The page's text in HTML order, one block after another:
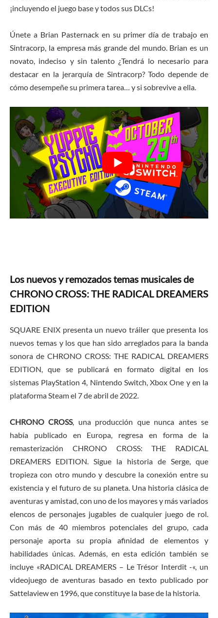
¡incluyendo el juego base y todos sus DLCs!
Únete a Brian Pasternack en su primer día de trabajo en
Sintracorp, la empresa más grande del mundo. Brian es un
novato, indeciso y sin talento ¿Tendrá lo necesario para
destacar en la jerarquía de Sintracorp? Todo depende de
cómo desempeñe su primera tarea… y si sobrevive a ella.
Los nuevos y remozados temas musicales de
CHRONO CROSS: THE RADICAL DREAMERS
EDITION
SQUARE ENIX presenta un nuevo tráiler que presenta los
nuevos temas y los que han sido arreglados para la banda
sonora de CHRONO CROSS: THE RADICAL DREAMERS
EDITION, que se publicará en formato digital en los
sistemas PlayStation 4, Nintendo Switch, Xbox One y en la
plataforma Steam el 7 de abril de 2022.
CHRONO CROSS, una producción que nunca antes se
había publicado en Europa, regresa en forma de la
remasterización CHRONO CROSS: THE RADICAL
DREAMERS EDITION. Sigue la historia de Serge, que
tropieza con otro mundo y descubre la conexión entre su
existencia y el futuro de su planeta. Una historia clásica de
aventuras y amistad, con uno de los mayores y más variados
elencos de personajes jugables de cualquier juego de rol.
Con más de 40 miembros potenciales del grupo, cada
personaje aporta su propia afinidad de elementos y
habilidades únicas. Además, en esta edición también se
incluye «RADICAL DREAMERS – Le Trésor Interdit -«, un
videojuego de aventuras basado en texto publicado por
Sattelaview en 1996, que constituye la base de la historia.